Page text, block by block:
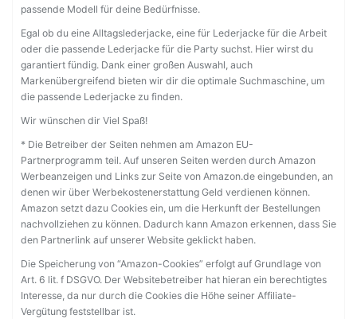
passende Modell für deine Bedürfnisse.
Egal ob du eine Alltagslederjacke, eine für Lederjacke für die Arbeit
oder die passende Lederjacke für die Party suchst. Hier wirst du
garantiert fündig. Dank einer großen Auswahl, auch
Markenübergreifend bieten wir dir die optimale Suchmaschine, um
die passende Lederjacke zu finden.
Wir wünschen dir Viel Spaß!
* Die Betreiber der Seiten nehmen am Amazon EU-
Partnerprogramm teil. Auf unseren Seiten werden durch Amazon
Werbeanzeigen und Links zur Seite von Amazon.de eingebunden, an
denen wir über Werbekostenerstattung Geld verdienen können.
Amazon setzt dazu Cookies ein, um die Herkunft der Bestellungen
nachvollziehen zu können. Dadurch kann Amazon erkennen, dass Sie
den Partnerlink auf unserer Website geklickt haben.
Die Speicherung von “Amazon-Cookies” erfolgt auf Grundlage von
Art. 6 lit. f DSGVO. Der Websitebetreiber hat hieran ein berechtigtes
Interesse, da nur durch die Cookies die Höhe seiner Affiliate-
Vergütung feststellbar ist.